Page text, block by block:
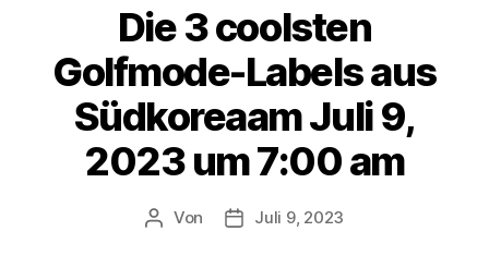
für
Golfbegeisterte!
Die 3 coolsten
Golfmode-Labels aus
Südkoreaam Juli 9,
2023 um 7:00 am
Beitragsautor
Von Veröffentlichungsdatum
Juli 9, 2023